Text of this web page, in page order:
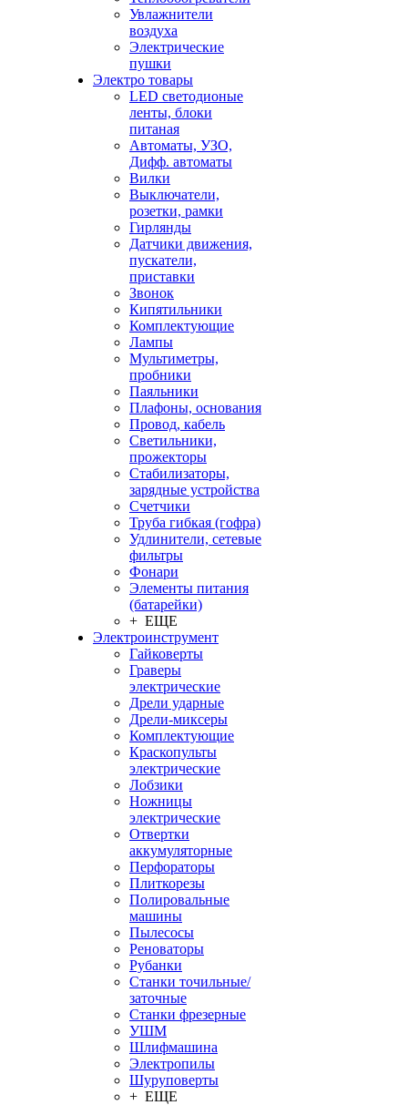
Увлажнители
воздуха
Электрические
пушки
Электро товары
LED светодионые
ленты, блоки
питаная
Автоматы, УЗО,
Дифф. автоматы
Вилки
Выключатели,
розетки, рамки
Гирлянды
Датчики движения,
пускатели,
приставки
Звонок
Кипятильники
Комплектующие
Лампы
Мультиметры,
пробники
Паяльники
Плафоны, основания
Провод, кабель
Светильники,
прожекторы
Стабилизаторы,
зарядные устройства
Счетчики
Труба гибкая (гофра)
Удлинители, сетевые
фильтры
Фонари
Элементы питания
(батарейки)
+ ЕЩЕ
Электроинструмент
Гайковерты
Граверы
электрические
Дрели ударные
Дрели-миксеры
Комплектующие
Краскопульты
электрические
Лобзики
Ножницы
электрические
Отвертки
аккумуляторные
Перфораторы
Плиткорезы
Полировальные
машины
Пылесосы
Реноваторы
Рубанки
Станки точильные/
заточные
Станки фрезерные
УШМ
Шлифмашина
Электропилы
Шуруповерты
+ ЕЩЕ